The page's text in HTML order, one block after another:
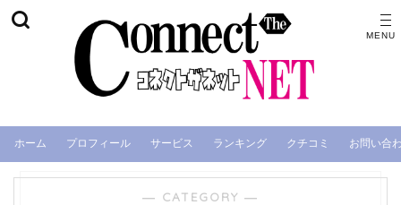
ホーム プロフィール サービス ランキング クチコミ お問い合
― CATEGORY ―